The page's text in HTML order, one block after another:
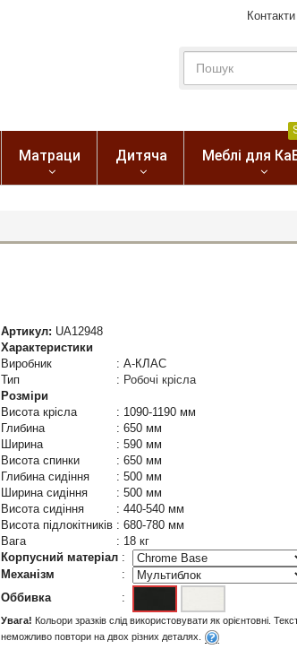
Контакти
Матраци Дитяча Меблі для
Артикул: UA12948
Характеристики
Виробник
: А-КЛАС
Тип
: Робочі крісла
Розміри
Висота крісла
: 1090-1190 мм
Глибина
: 650 мм
Ширина
: 590 мм
Висота спинки
: 650 мм
Глибина сидіння
: 500 мм
Ширина сидіння
: 500 мм
Висота сидіння
: 440-540 мм
Висота підлокітників : 680-780 мм
Вага
: 18 кг
Корпусний матеріал :
Механізм
:
Оббивка
:
Увага! Кольори зразків слід використовувати як орієнтовні.
неможливо повтори на двох різних деталях.